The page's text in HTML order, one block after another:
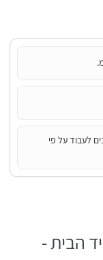
לעבוד על פי
הבית -